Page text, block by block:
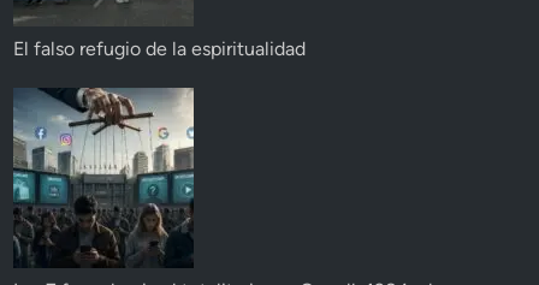
El falso refugio de la espiritualidad